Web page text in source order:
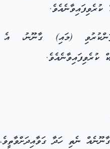
(މައި) ގާނޫނު، އެ
ކުރެވިފައިވާނެއެވެ.
ނެތި ހަދާ ގަވާއިދަށްވާތީވެ،